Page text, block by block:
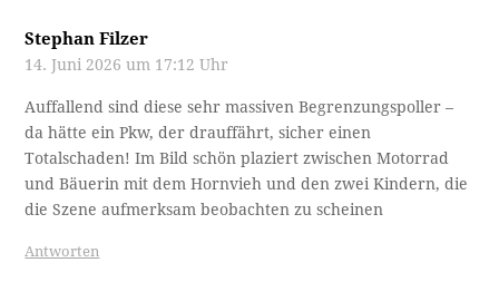
Stephan Filzer
14. Juni 2026 um 17:12 Uhr
Auffallend sind diese sehr massiven Begrenzungspoller –
da hätte ein Pkw, der drauffährt, sicher einen
Totalschaden! Im Bild schön plaziert zwischen Motorrad
und Bäuerin mit dem Hornvieh und den zwei Kindern, die
die Szene aufmerksam beobachten zu scheinen
Antworten